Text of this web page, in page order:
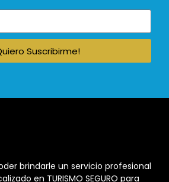
Suscribirme!
brindarle un servicio profesional
en TURISMO SEGURO para